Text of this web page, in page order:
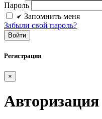
Пароль
Запомнить меня
Забыли свой пароль?
Войти
Регистрация
×
Авторизация